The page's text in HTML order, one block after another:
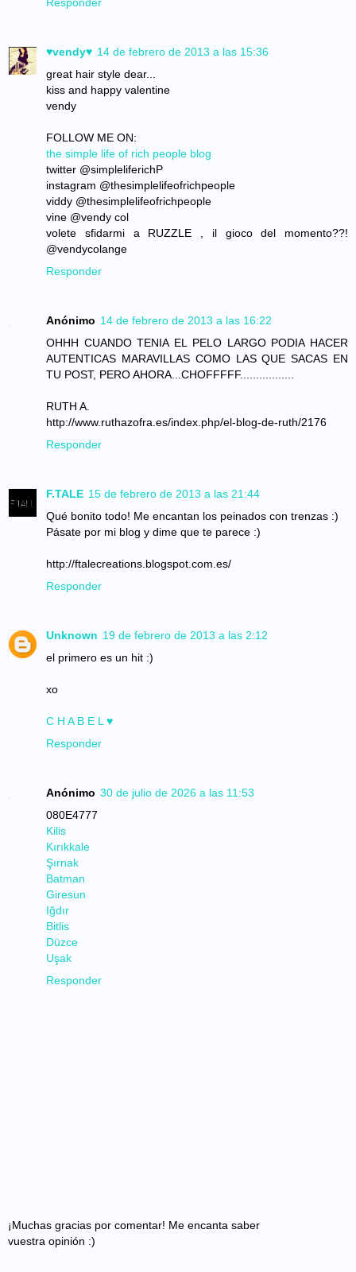
Responder
♥vendy♥ 14 de febrero de 2013 a las 15:36
great hair style dear...
kiss and happy valentine
vendy
FOLLOW ME ON:
the simple life of rich people blog
twitter @simpleliferichP
instagram @thesimplelifeofrichpeople
viddy @thesimplelifeofrichpeople
vine @vendy col
volete sfidarmi a RUZZLE , il gioco del momento??!
@vendycolange
Responder
Anónimo 14 de febrero de 2013 a las 16:22
OHHH CUANDO TENIA EL PELO LARGO PODIA HACER
AUTENTICAS MARAVILLAS COMO LAS QUE SACAS EN
TU POST, PERO AHORA...CHOFFFFF.................
RUTH A.
http://www.ruthazofra.es/index.php/el-blog-de-ruth/2176
Responder
F.TALE 15 de febrero de 2013 a las 21:44
Qué bonito todo! Me encantan los peinados con trenzas :)
Pásate por mi blog y dime que te parece :)
http://ftalecreations.blogspot.com.es/
Responder
Unknown 19 de febrero de 2013 a las 2:12
el primero es un hit :)
xo
C H A B E L ♥
Responder
Anónimo 30 de julio de 2026 a las 11:53
080E4777
Kilis
Kırıkkale
Şırnak
Batman
Giresun
Iğdır
Bitlis
Düzce
Uşak
Responder
¡Muchas gracias por comentar! Me encanta saber
vuestra opinión :)